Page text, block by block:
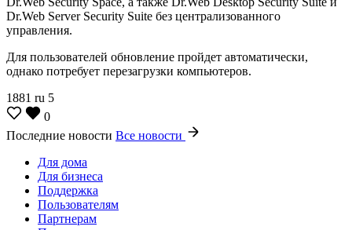
Dr.Web Server Security Suite без централизованного
управления.
Для пользователей обновление пройдет автоматически,
однако потребует перезагрузки компьютеров.
1881 ru 5
0
Последние новости Все новости
Для дома
Для бизнеса
Поддержка
Пользователям
Партнерам